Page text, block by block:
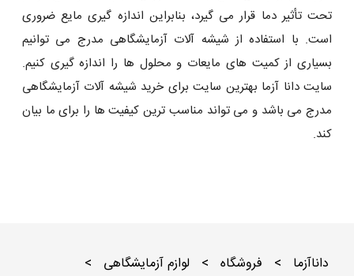
تحت تأثیر دما قرار می گیرد، بنابراین اندازه گیری مایع ضروری
است. با استفاده از شیشه آلات آزمایشگاهی مدرج می توانیم
بسیاری از کمیت های مایعات و محلول ها را اندازه گیری کنیم.
سایت دانا آزما بهترین سایت برای خرید شیشه آلات آزمایشگاهی
مدرج می باشد و می تواند مناسب ترین کیفیت ها را برای ما بیان
کند.
داناآزما > فروشگاه > لوازم آزمایشگاهی >